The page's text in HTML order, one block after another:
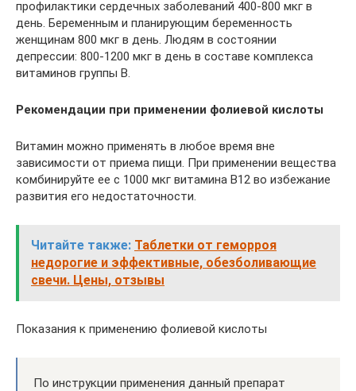
профилактики сердечных заболеваний 400-800 мкг в
день. Беременным и планирующим беременность
женщинам 800 мкг в день. Людям в состоянии
депрессии: 800-1200 мкг в день в составе комплекса
витаминов группы В.
Рекомендации при применении фолиевой кислоты
Витамин можно применять в любое время вне
зависимости от приема пищи. При применении вещества
комбинируйте ее с 1000 мкг витамина В12 во избежание
развития его недостаточности.
Читайте также: Таблетки от геморроя
недорогие и эффективные, обезболивающие
свечи. Цены, отзывы
Показания к применению фолиевой кислоты
По инструкции применения данный препарат